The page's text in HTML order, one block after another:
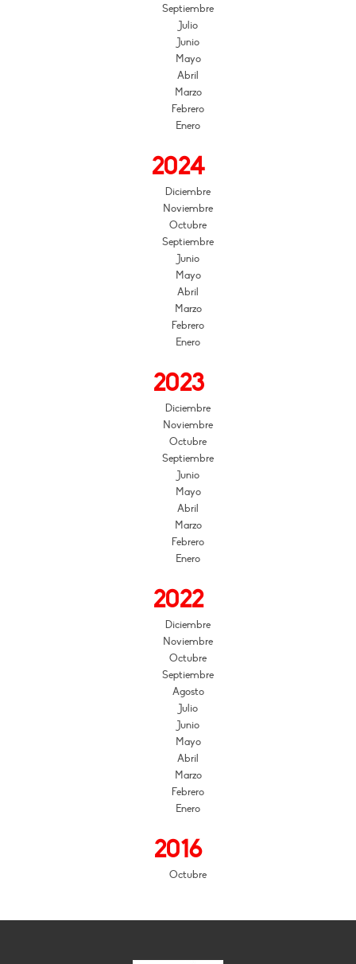
Septiembre
Julio
Junio
Mayo
Abril
Marzo
Febrero
Enero
2024
Diciembre
Noviembre
Octubre
Septiembre
Junio
Mayo
Abril
Marzo
Febrero
Enero
2023
Diciembre
Noviembre
Octubre
Septiembre
Junio
Mayo
Abril
Marzo
Febrero
Enero
2022
Diciembre
Noviembre
Octubre
Septiembre
Agosto
Julio
Junio
Mayo
Abril
Marzo
Febrero
Enero
2016
Octubre